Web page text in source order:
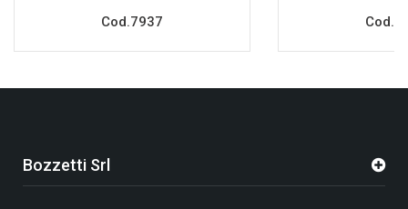
Cod.7937
Bozzetti Srl